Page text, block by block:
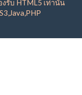
รับ HTML5 เท่านั้น